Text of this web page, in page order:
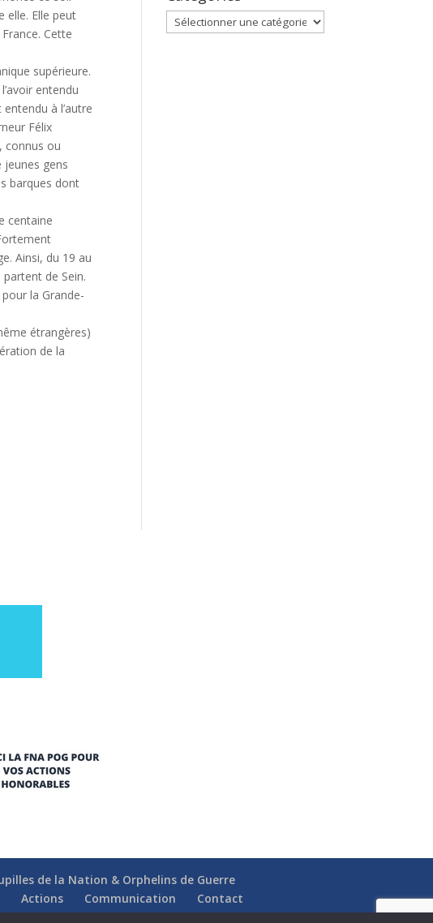
elle. Elle peut
Cette
supérieure.
entendu
à l’autre
Félix
connus ou
jeunes gens
barques dont
centaine
Ainsi, du 19 au
de Sein.
la Grande-
étrangères)
de la
Catégories
de la Nation & Orphelins de Guerre
Actions Communication Contact